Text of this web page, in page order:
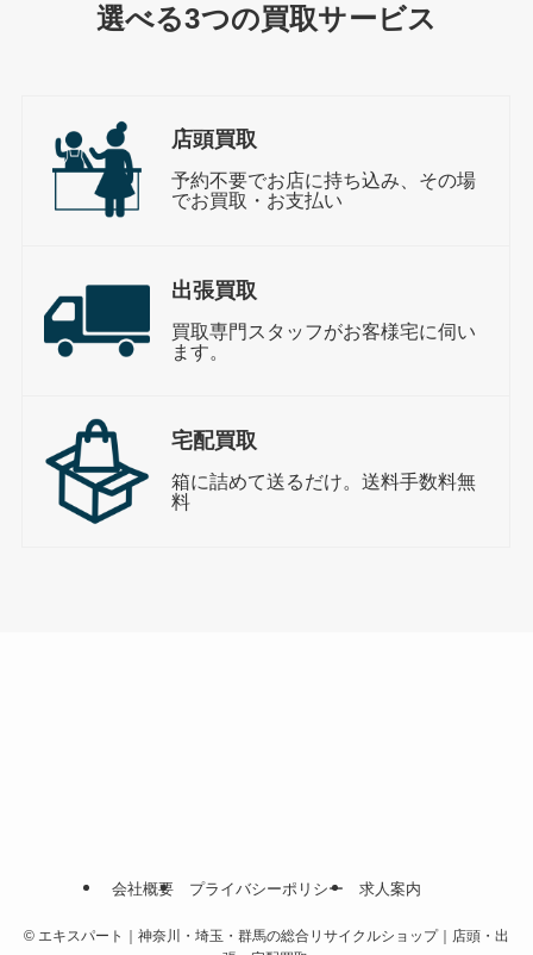
選べる3つの買取サービス
店頭買取
予約不要でお店に持ち込み、その場
でお買取・お支払い
出張買取
買取専門スタッフがお客様宅に伺い
ます。
宅配買取
箱に詰めて送るだけ。送料手数料無
料
会社概要 プライバシーポリシー 求人案内
© エキスパート｜神奈川・埼玉・群馬の総合リサイクルショップ｜店頭・出